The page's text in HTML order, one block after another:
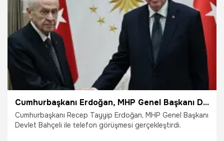
11.07.2025 Yaşam
Cumhurbaşkanı Erdoğan, MHP Genel Başkanı Devlet Bahçeli'nin bayramını kutladı
Cumhurbaşkanı Recep Tayyip Erdoğan, MHP Genel Başkanı
Devlet Bahçeli ile telefon görüşmesi gerçekleştirdi.